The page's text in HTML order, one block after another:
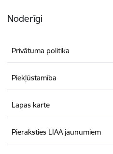
Noderīgi
Privātuma politika
Piekļūstamība
Lapas karte
Pieraksties LIAA jaunumiem